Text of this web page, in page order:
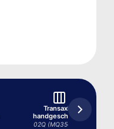
Transaxle,
handgeschakeld
02Q (MQ350) 6/1